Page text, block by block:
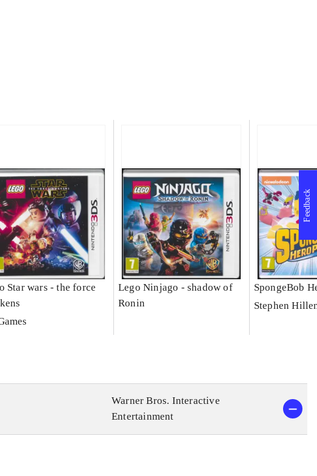
Star wars - the force
Lego Ninjago - shadow of
Ronin
SpongeBob
Stephen
Warner Bros. Interactive
Entertainment
Feedback